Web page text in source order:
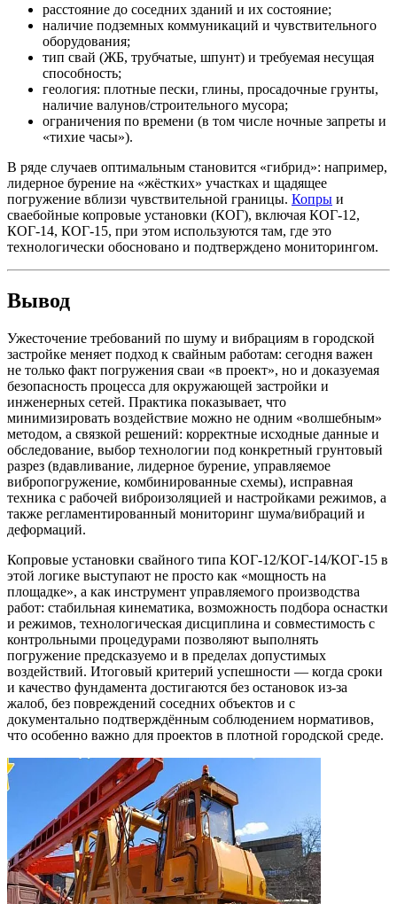
расстояние до соседних зданий и их состояние;
наличие подземных коммуникаций и чувствительного
оборудования;
тип свай (ЖБ, трубчатые, шпунт) и требуемая несущая
способность;
геология: плотные пески, глины, просадочные грунты,
наличие валунов/строительного мусора;
ограничения по времени (в том числе ночные запреты и
«тихие часы»).
В ряде случаев оптимальным становится «гибрид»: например,
лидерное бурение на «жёстких» участках и щадящее
погружение вблизи чувствительной границы. Копры и
сваебойные копровые установки (КОГ), включая КОГ-12,
КОГ-14, КОГ-15, при этом используются там, где это
технологически обосновано и подтверждено мониторингом.
Вывод
Ужесточение требований по шуму и вибрациям в городской
застройке меняет подход к свайным работам: сегодня важен
не только факт погружения сваи «в проект», но и доказуемая
безопасность процесса для окружающей застройки и
инженерных сетей. Практика показывает, что
минимизировать воздействие можно не одним «волшебным»
методом, а связкой решений: корректные исходные данные и
обследование, выбор технологии под конкретный грунтовый
разрез (вдавливание, лидерное бурение, управляемое
вибропогружение, комбинированные схемы), исправная
техника с рабочей виброизоляцией и настройками режимов, а
также регламентированный мониторинг шума/вибраций и
деформаций.
Копровые установки свайного типа КОГ-12/КОГ-14/КОГ-15 в
этой логике выступают не просто как «мощность на
площадке», а как инструмент управляемого производства
работ: стабильная кинематика, возможность подбора оснастки
и режимов, технологическая дисциплина и совместимость с
контрольными процедурами позволяют выполнять
погружение предсказуемо и в пределах допустимых
воздействий. Итоговый критерий успешности — когда сроки
и качество фундамента достигаются без остановок из‑за
жалоб, без повреждений соседних объектов и с
документально подтверждённым соблюдением нормативов,
что особенно важно для проектов в плотной городской среде.